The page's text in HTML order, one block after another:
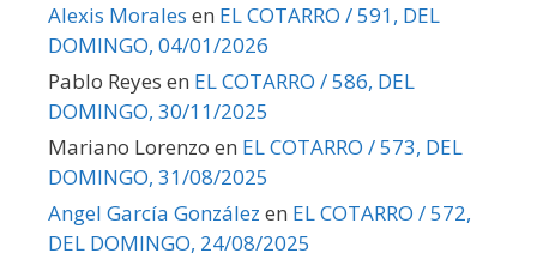
Alexis Morales en EL COTARRO / 591, DEL
DOMINGO, 04/01/2026
Pablo Reyes en EL COTARRO / 586, DEL
DOMINGO, 30/11/2025
Mariano Lorenzo en EL COTARRO / 573, DEL
DOMINGO, 31/08/2025
Angel García González en EL COTARRO / 572,
DEL DOMINGO, 24/08/2025